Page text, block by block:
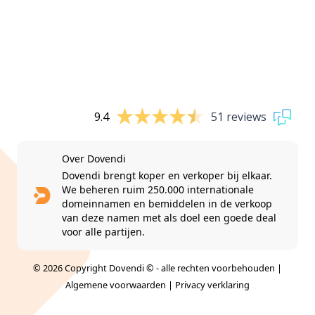
9.4 51 reviews
Over Dovendi
Dovendi brengt koper en verkoper bij elkaar.
We beheren ruim 250.000 internationale
domeinnamen en bemiddelen in de verkoop
van deze namen met als doel een goede deal
voor alle partijen.
© 2026 Copyright Dovendi © - alle rechten voorbehouden |
Algemene voorwaarden | Privacy verklaring